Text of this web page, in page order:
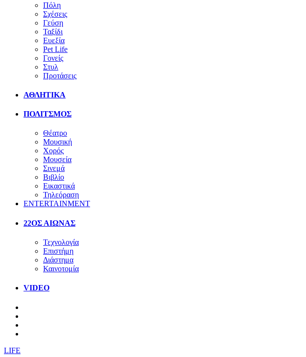
Πόλη
Σχέσεις
Γεύση
Ταξίδι
Ευεξία
Pet Life
Γονείς
Στυλ
Προτάσεις
ΑΘΛΗΤΙΚΑ
ΠΟΛΙΤΣΜΟΣ
Θέατρο
Μουσική
Χορός
Μουσεία
Σινεμά
Βιβλίο
Εικαστικά
Τηλεόραση
ENTERTAINMENT
22ΟΣ ΑΙΩΝΑΣ
Τεχνολογία
Επιστήμη
Διάστημα
Καινοτομία
VIDEO
LIFE